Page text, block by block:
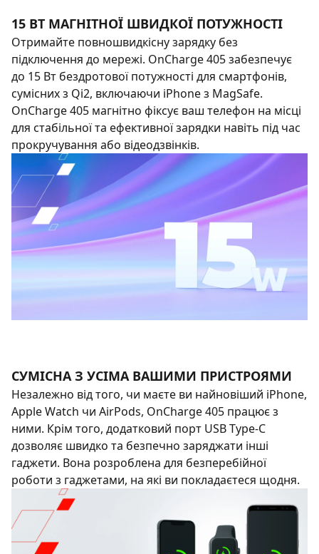
15 ВТ МАГНІТНОЇ ШВИДКОЇ ПОТУЖНОСТІ
Отримайте повношвидкісну зарядку без
підключення до мережі. OnCharge 405 забезпечує
до 15 Вт бездротової потужності для смартфонів,
сумісних з Qi2, включаючи iPhone з MagSafe.
OnCharge 405 магнітно фіксує ваш телефон на місці
для стабільної та ефективної зарядки навіть під час
прокручування або відеодзвінків.
СУМІСНА З УСІМА ВАШИМИ ПРИСТРОЯМИ
Незалежно від того, чи маєте ви найновіший iPhone,
Apple Watch чи AirPods, OnCharge 405 працює з
ними. Крім того, додатковий порт USB Type-C
дозволяє швидко та безпечно заряджати інші
гаджети. Вона розроблена для безперебійної
роботи з гаджетами, на які ви покладаєтеся щодня.